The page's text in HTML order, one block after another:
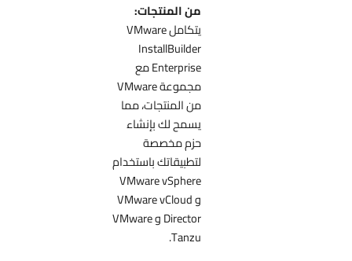
من المنتجات:
يتكامل VMware
InstallBuilder
Enterprise مع
مجموعة VMware
من المنتجات، مما
يسمح لك بإنشاء
حزم مخصصة
لتطبيقاتك باستخدام
VMware vSphere
و VMware vCloud
Director و VMware
Tanzu.